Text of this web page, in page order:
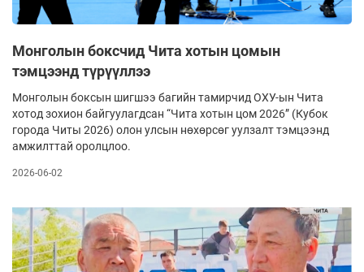
Монголын боксчид Чита хотын цомын
тэмцээнд түрүүллээ
Монголын боксын шигшээ багийн тамирчид ОХУ-ын Чита
хотод зохион байгуулагдсан “Чита хотын цом 2026” (Кубок
города Читы 2026) олон улсын нөхөрсөг уулзалт тэмцээнд
амжилттай оролцлоо.
2026-06-02